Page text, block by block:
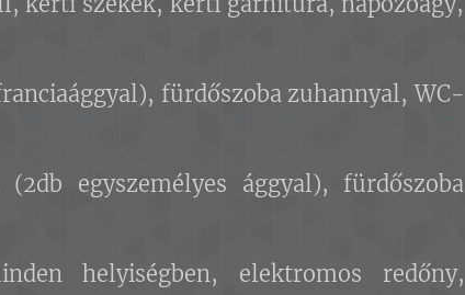
fürdőszoba zuhannyal, WC-
egyszemélyes ággyal), fürdőszoba
helyiségben, elektromos redőny,